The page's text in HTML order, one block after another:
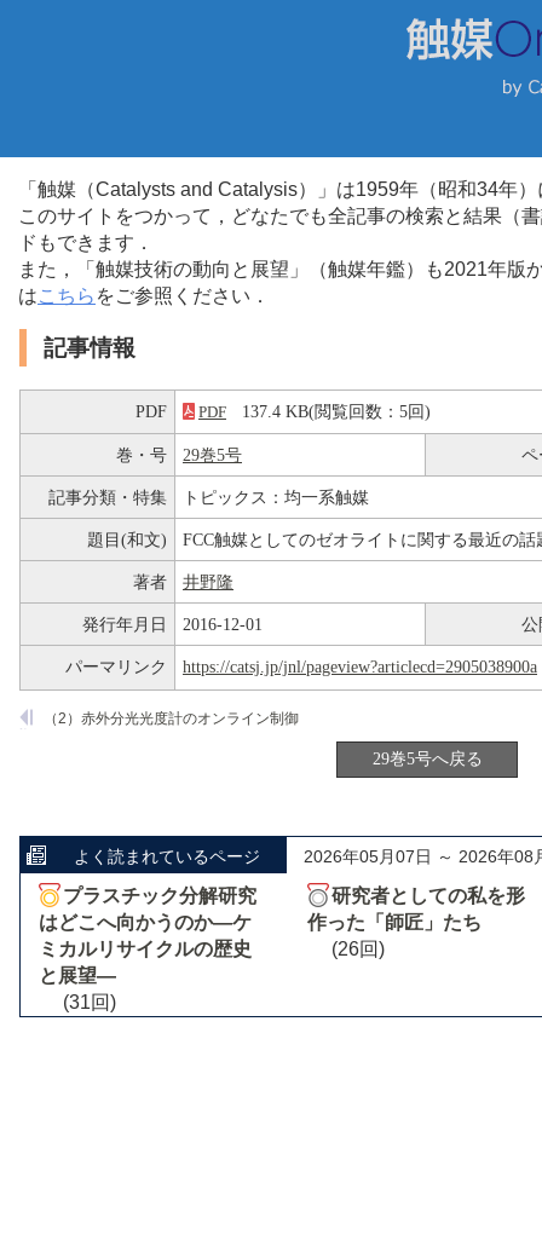
「触媒（Catalysts and Catalysis）」は1959年（昭和34年
このサイトをつかって，どなたでも全記事の検索と結果（
ドもできます．
また，「触媒技術の動向と展望」（触媒年鑑）も2021年
はこちら をご参照ください．
記事情報
PDF PDF 137.4 KB(閲覧回数：5回)
巻・号 29巻5号 ペ
記事分類・特集 トピックス：均一系触媒
題目(和文) FCC触媒としてのゼオライトに関する最近の話
著者 井野隆
発行年月日 2016-12-01 公
パーマリンク https://catsj.jp/jnl/pageview?articlecd=2905038900a
（2）赤外分光光度計のオンライン制御
29巻5号へ戻る
よく読まれているページ 2026年05月07日 ～ 2026年08
プラスチック分解研究
はどこへ向かうのか―ケ
ミカルリサイクルの歴史
と展望―
(31回)
研究者としての私を形
作った「師匠」たち
(26回)